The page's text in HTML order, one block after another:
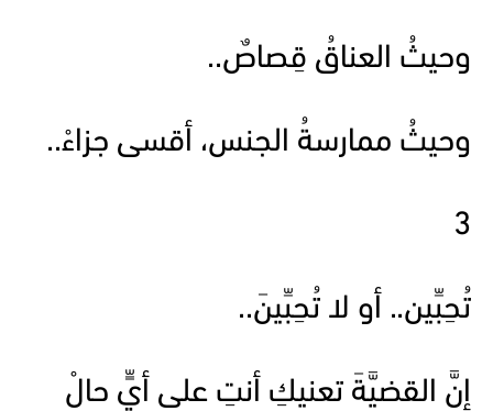
وحيثُ العناقُ قِصاصٌ..
وحيثُ ممارسةُ الجنس، أقسى جزاءْ..
3
تُحِبِّين.. أو لا تُحِبِّينَ..
إنَّ القضيَّةَ تعنيكِ أنتِ على أيٍِّ حالْ